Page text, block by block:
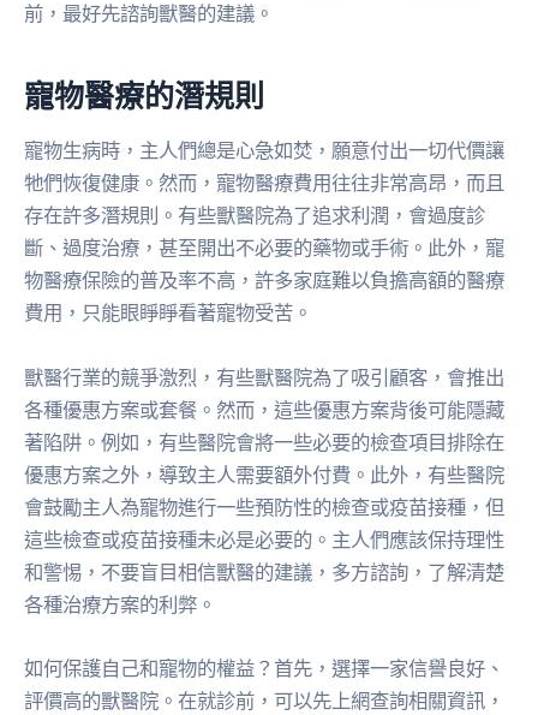
前，最好先諮詢獸醫的建議。
寵物醫療的潛規則
寵物生病時，主人們總是心急如焚，願意付出一切代價讓
牠們恢復健康。然而，寵物醫療費用往往非常高昂，而且
存在許多潛規則。有些獸醫院為了追求利潤，會過度診
斷、過度治療，甚至開出不必要的藥物或手術。此外，寵
物醫療保險的普及率不高，許多家庭難以負擔高額的醫療
費用，只能眼睜睜看著寵物受苦。
獸醫行業的競爭激烈，有些獸醫院為了吸引顧客，會推出
各種優惠方案或套餐。然而，這些優惠方案背後可能隱藏
著陷阱。例如，有些醫院會將一些必要的檢查項目排除在
優惠方案之外，導致主人需要額外付費。此外，有些醫院
會鼓勵主人為寵物進行一些預防性的檢查或疫苗接種，但
這些檢查或疫苗接種未必是必要的。主人們應該保持理性
和警惕，不要盲目相信獸醫的建議，多方諮詢，了解清楚
各種治療方案的利弊。
如何保護自己和寵物的權益？首先，選擇一家信譽良好、
評價高的獸醫院。在就診前，可以先上網查詢相關資訊，